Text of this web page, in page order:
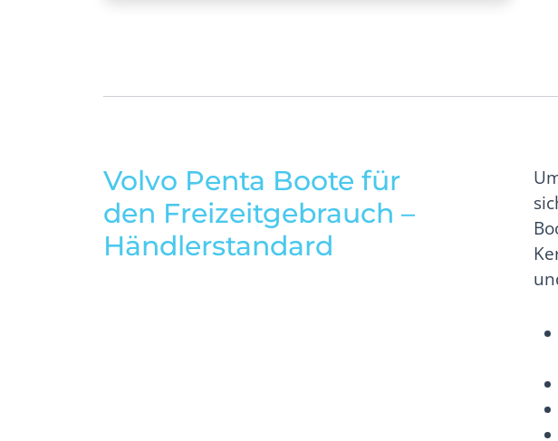
Volvo Penta Boote für
den Freizeitgebrauch –
Händlerstandard